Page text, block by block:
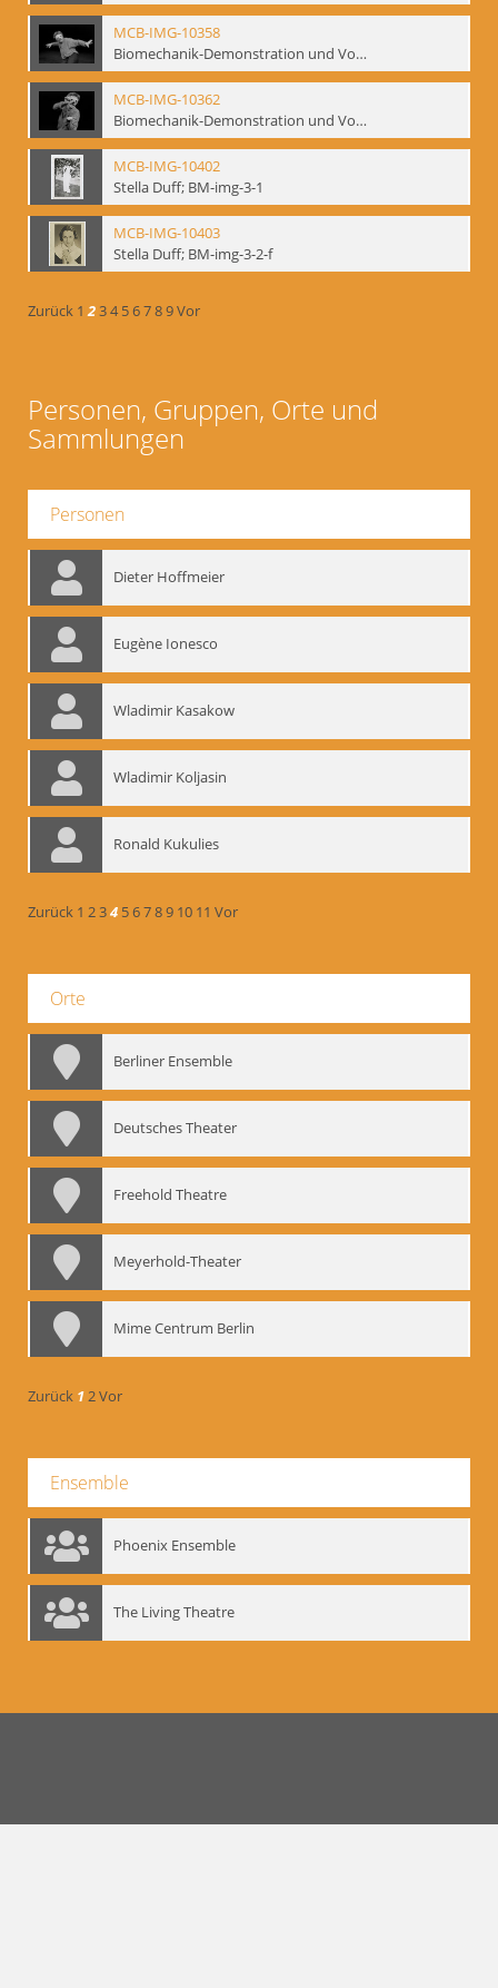
MCB-IMG-10358
Biomechanik-Demonstration und Vortrag, Berliner Ensemble, 04.10.1991
MCB-IMG-10362
Biomechanik-Demonstration und Vortrag, Berliner Ensemble, 04.10.1991
MCB-IMG-10402
Stella Duff; BM-img-3-1
MCB-IMG-10403
Stella Duff; BM-img-3-2-f
Zurück 1 234 56789Vor
Personen, Gruppen, Orte und
Sammlungen
Personen
Dieter Hoffmeier
Eugène Ionesco
Wladimir Kasakow
Wladimir Koljasin
Ronald Kukulies
Zurück 1 234 56789 10 11 Vor
Orte
Berliner Ensemble
Deutsches Theater
Freehold Theatre
Meyerhold-Theater
Mime Centrum Berlin
Zurück 12Vor
Ensemble
Phoenix Ensemble
The Living Theatre